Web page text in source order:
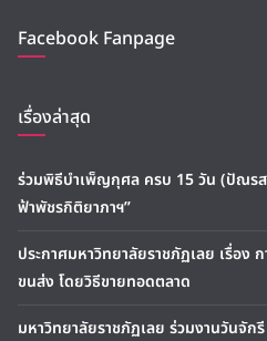
Facebook Fanpage
เรื่องล่าสุด
ร่วมพิธีบำเพ็ญกุศล ครบ 15 วัน (ปัณรส
ฟ้าพัชรกิติยาภาฯ”
ประกาศมหาวิทยาลัยราชภัฏเลย เรื่อง
ขนส่ง โดยวิธีขายทอดตลาด
มหาวิทยาลัยราชภัฏเลย ร่วมงานวันจัก